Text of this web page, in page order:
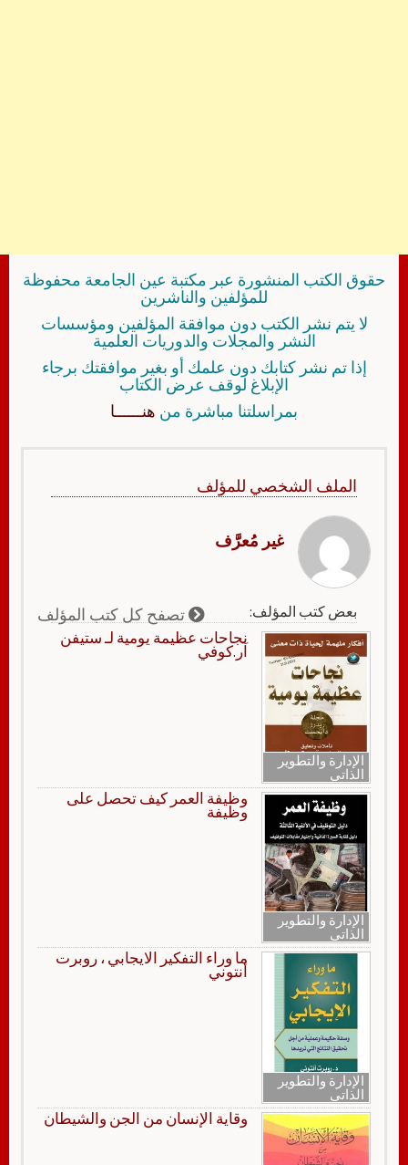
حقوق الكتب المنشورة عبر مكتبة عين الجامعة محفوظة
للمؤلفين والناشرين
لا يتم نشر الكتب دون موافقة المؤلفين ومؤسسات
النشر والمجلات والدوريات العلمية
إذا تم نشر كتابك دون علمك أو بغير موافقتك برجاء
الإبلاغ لوقف عرض الكتاب
بمراسلتنا مباشرة من هنــــــا
الملف الشخصي للمؤلف
غير مُعرَّف
بعض كتب المؤلف: تصفح كل كتب المؤلف
الإدارة والتطوير
الذاتي
نجاحات عظيمة يومية لـ ستيفن
آر.كوفي
الإدارة والتطوير
الذاتي
وظيفة العمر كيف تحصل على
وظيفة
الإدارة والتطوير
الذاتي
ما وراء التفكير الايجابي ، روبرت
أنتوني
وقاية الإنسان من الجن والشيطان